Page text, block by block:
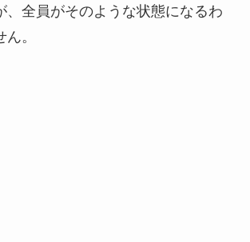
、全員がそのような状態になるわ
。